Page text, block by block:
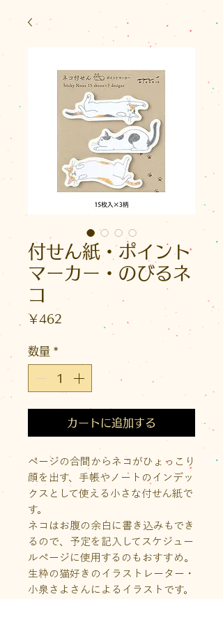
付せん紙・ポイント
マーカー・のびるネ
コ
￥462
数量 *
カートに追加する
ページの合間からネコがひょっこり
顔を出す、手帳やノートのインデッ
クスとして使える小さな付せん紙で
す。
ネコはお腹の余白に書き込みもでき
るので、予定を記入してスケジュー
ルページに使用するのもおすすめ。
生粋の猫好きのイラストレーター・
小泉さよさんによるイラストです。